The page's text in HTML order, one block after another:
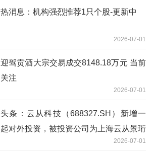
热消息：机构强烈推荐1只个股-更新中
2026-07-01
迎驾贡酒大宗交易成交8148.18万元 当前
关注
2026-07-01
头条：云从科技（688327.SH）新增一
起对外投资，被投资公司为上海云从景珩
2026-07-01